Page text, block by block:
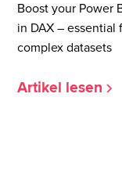
Boost your Power
in DAX –
complex datasets
Artikel lesen